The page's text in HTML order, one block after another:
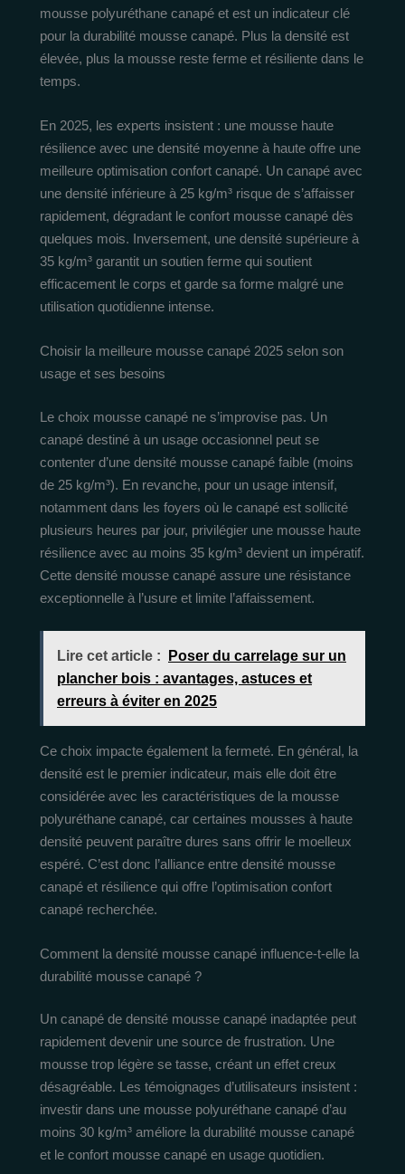
mousse polyuréthane canapé et est un indicateur clé
pour la durabilité mousse canapé. Plus la densité est
élevée, plus la mousse reste ferme et résiliente dans le
temps.
En 2025, les experts insistent : une mousse haute
résilience avec une densité moyenne à haute offre une
meilleure optimisation confort canapé. Un canapé avec
une densité inférieure à 25 kg/m³ risque de s’affaisser
rapidement, dégradant le confort mousse canapé dès
quelques mois. Inversement, une densité supérieure à
35 kg/m³ garantit un soutien ferme qui soutient
efficacement le corps et garde sa forme malgré une
utilisation quotidienne intense.
Choisir la meilleure mousse canapé 2025 selon son
usage et ses besoins
Le choix mousse canapé ne s’improvise pas. Un
canapé destiné à un usage occasionnel peut se
contenter d’une densité mousse canapé faible (moins
de 25 kg/m³). En revanche, pour un usage intensif,
notamment dans les foyers où le canapé est sollicité
plusieurs heures par jour, privilégier une mousse haute
résilience avec au moins 35 kg/m³ devient un impératif.
Cette densité mousse canapé assure une résistance
exceptionnelle à l’usure et limite l’affaissement.
Lire cet article :
Poser du carrelage sur un
plancher bois : avantages, astuces et
erreurs à éviter en 2025
Ce choix impacte également la fermeté. En général, la
densité est le premier indicateur, mais elle doit être
considérée avec les caractéristiques de la mousse
polyuréthane canapé, car certaines mousses à haute
densité peuvent paraître dures sans offrir le moelleux
espéré. C’est donc l’alliance entre densité mousse
canapé et résilience qui offre l’optimisation confort
canapé recherchée.
Comment la densité mousse canapé influence-t-elle la
durabilité mousse canapé ?
Un canapé de densité mousse canapé inadaptée peut
rapidement devenir une source de frustration. Une
mousse trop légère se tasse, créant un effet creux
désagréable. Les témoignages d’utilisateurs insistent :
investir dans une mousse polyuréthane canapé d’au
moins 30 kg/m³ améliore la durabilité mousse canapé
et le confort mousse canapé en usage quotidien.